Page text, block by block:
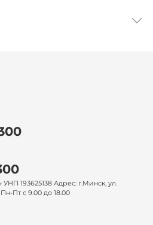
193625138 Адрес: г.Минск, ул.
Пт с 9.00 до 18.00